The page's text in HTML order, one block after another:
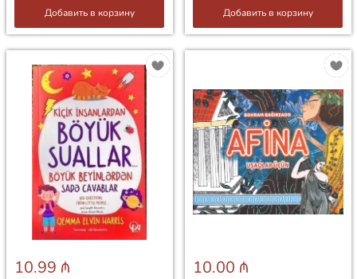
Добавить в корзину Добавить в корзину
10.99 ₼ 10.00 ₼